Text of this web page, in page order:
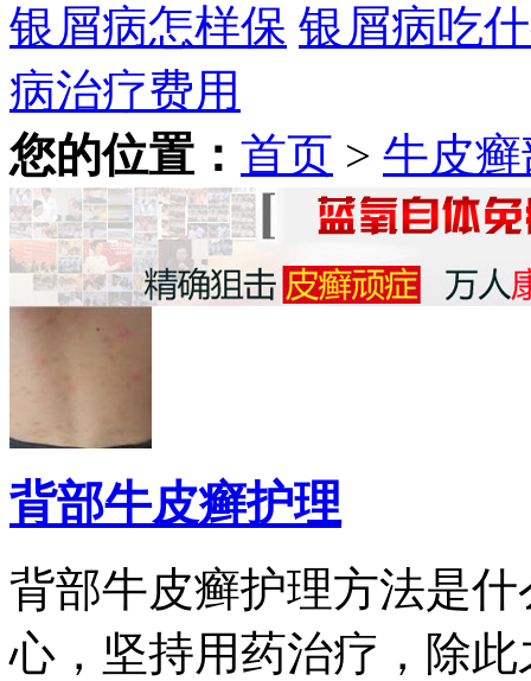
银屑病怎样保 银屑病吃
病治疗费用
您的位置： 首页 > 牛皮
背部牛皮癣护理
背部牛皮癣护理方法是
心，坚持用药治疗，除